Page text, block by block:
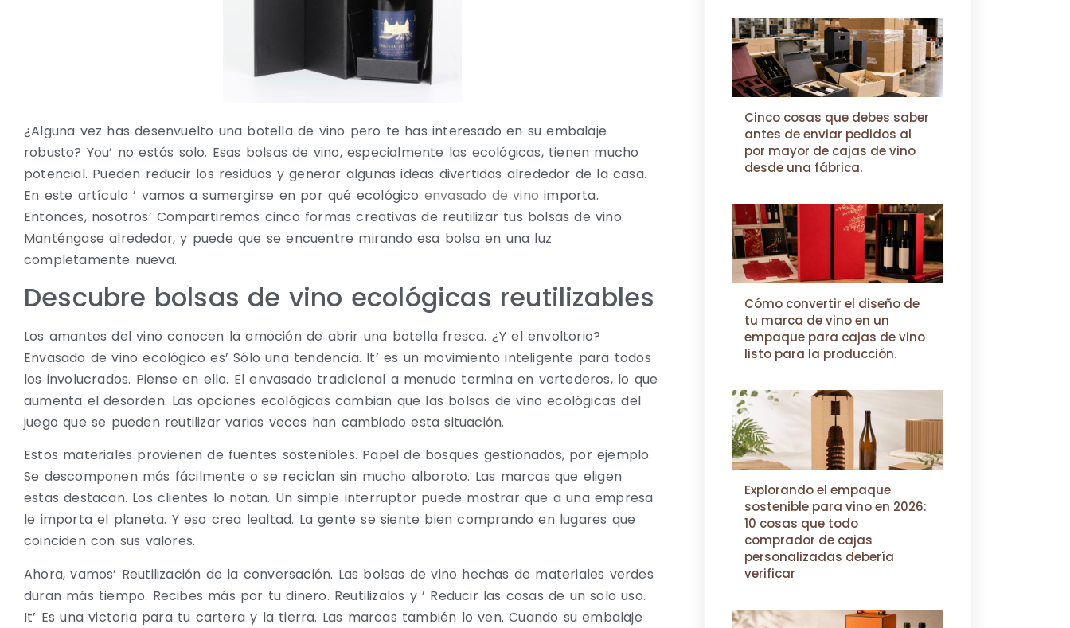
¿Alguna vez has desenvuelto una botella de vino pero te has interesado en su embalaje
robusto? You’ no estás solo. Esas bolsas de vino, especialmente las ecológicas, tienen mucho
potencial. Pueden reducir los residuos y generar algunas ideas divertidas alrededor de la casa.
En este artículo ’ vamos a sumergirse en por qué ecológico envasado de vino importa.
Entonces, nosotros’ Compartiremos cinco formas creativas de reutilizar tus bolsas de vino.
Manténgase alrededor, y puede que se encuentre mirando esa bolsa en una luz
completamente nueva.
Descubre bolsas de vino ecológicas reutilizables
Los amantes del vino conocen la emoción de abrir una botella fresca. ¿Y el envoltorio?
Envasado de vino ecológico es’ Sólo una tendencia. It’ es un movimiento inteligente para todos
los involucrados. Piense en ello. El envasado tradicional a menudo termina en vertederos, lo que
aumenta el desorden. Las opciones ecológicas cambian que las bolsas de vino ecológicas del
juego que se pueden reutilizar varias veces han cambiado esta situación.
Estos materiales provienen de fuentes sostenibles. Papel de bosques gestionados, por ejemplo.
Se descomponen más fácilmente o se reciclan sin mucho alboroto. Las marcas que eligen
estas destacan. Los clientes lo notan. Un simple interruptor puede mostrar que a una empresa
le importa el planeta. Y eso crea lealtad. La gente se siente bien comprando en lugares que
coinciden con sus valores.
Ahora, vamos’ Reutilización de la conversación. Las bolsas de vino hechas de materiales verdes
duran más tiempo. Recibes más por tu dinero. Reutilizalos y ’ Reducir las cosas de un solo uso.
It’ Es una victoria para tu cartera y la tierra. Las marcas también lo ven. Cuando su embalaje
Cinco cosas que debes saber
antes de enviar pedidos al
por mayor de cajas de vino
desde una fábrica.
Cómo convertir el diseño de
tu marca de vino en un
empaque para cajas de vino
listo para la producción.
Explorando el empaque
sostenible para vino en 2026:
10 cosas que todo
comprador de cajas
personalizadas debería
verificar